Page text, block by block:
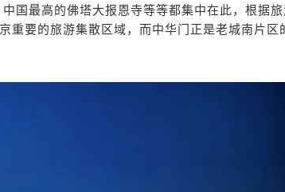
国最高的佛塔大报恩寺等等都集中在此，根据
重要的旅游集散区域，而中华门正是老城南片区